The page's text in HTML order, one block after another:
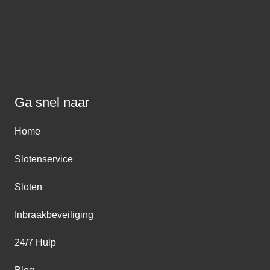
Ga snel naar
Home
Slotenservice
Sloten
Inbraakbeveiliging
24/7 Hulp